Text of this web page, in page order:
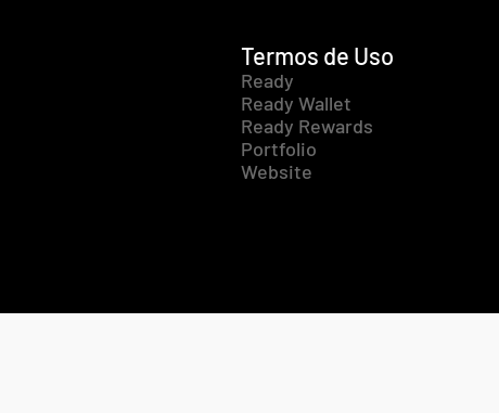
Termos de Uso
Ready
Ready Wallet
Ready Rewards
Portfolio
Website